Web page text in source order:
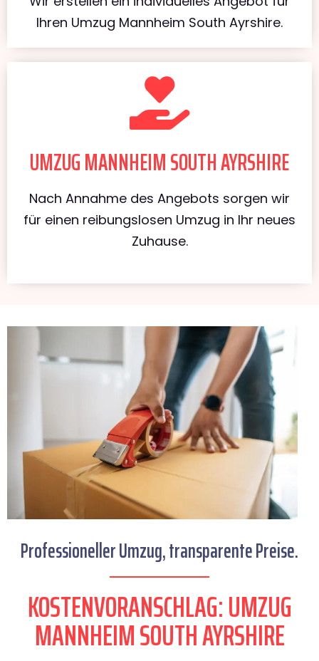
Ihren Umzug Mannheim South Ayrshire.
UMZUG MANNHEIM SOUTH AYRSHIRE
Nach Annahme des Angebots sorgen wir
für einen reibungslosen Umzug in Ihr neues
Zuhause.
Professioneller Umzug, transparente Preise.
KOSTENVORANSCHLAG: UMZUG
MANNHEIM SOUTH AYRSHIRE